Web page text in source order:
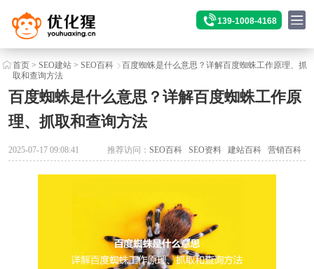
139-1008-4168
首页> SEO建站> SEO百科
百度蜘蛛是什么意思？详解百度蜘蛛工作原理、抓
取和查询方法
百度蜘蛛是什么意思？详解百度蜘蛛工作原
理、抓取和查询方法
2025-07-17 09:08:41 推荐访问：SEO百科 SEO资料 建站百科 营销百科